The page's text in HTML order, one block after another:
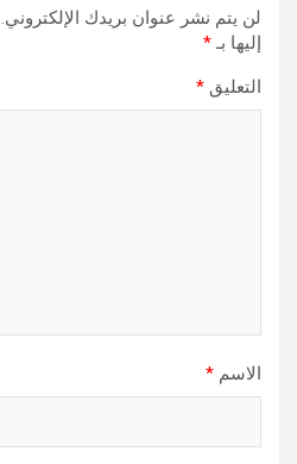
لن يتم نشر عنوان بريدك الإلكتروني.
إليها بـ*
التعليق *
الاسم *